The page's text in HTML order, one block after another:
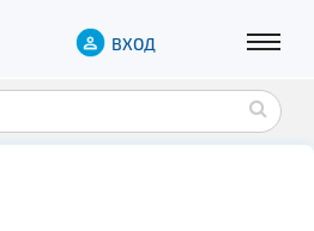
ВХОД